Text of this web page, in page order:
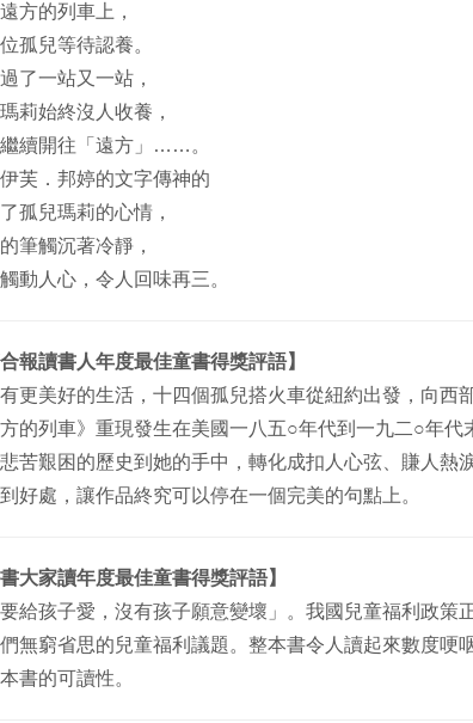
方的列車上，
孤兒等待認養。
了一站又一站，
莉始終沒人收養，
續開往「遠方」……。
芙．邦婷的文字傳神的
孤兒瑪莉的心情，
筆觸沉著冷靜，
動人心，令人回味再三。
報讀書人年度最佳童書得獎評語】
更美好的生活，十四個孤兒搭火車從紐約出發，向西
的列車》重現發生在美國一八五○年代到一九二○年代
苦艱困的歷史到她的手中，轉化成扣人心弦、賺人熱
好處，讓作品終究可以停在一個完美的句點上。
大家讀年度最佳童書得獎評語】
給孩子愛，沒有孩子願意變壞」。我國兒童福利政策
無窮省思的兒童福利議題 。整本書令人讀起來數度哽
本書的可讀性。